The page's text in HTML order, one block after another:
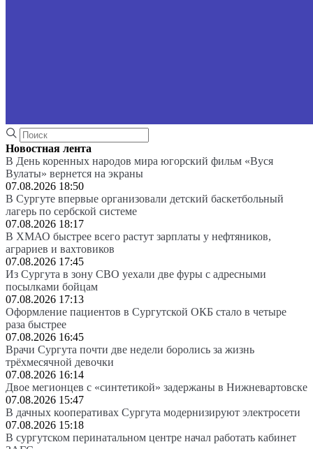
Новостная лента
В День коренных народов мира югорский фильм «Вуся
Вулаты» вернется на экраны
07.08.2026 18:50
В Сургуте впервые организовали детский баскетбольный
лагерь по сербской системе
07.08.2026 18:17
В ХМАО быстрее всего растут зарплаты у нефтяников,
аграриев и вахтовиков
07.08.2026 17:45
Из Сургута в зону СВО уехали две фуры с адресными
посылками бойцам
07.08.2026 17:13
Оформление пациентов в Сургутской ОКБ стало в четыре
раза быстрее
07.08.2026 16:45
Врачи Сургута почти две недели боролись за жизнь
трёхмесячной девочки
07.08.2026 16:14
Двое мегионцев с «синтетикой» задержаны в Нижневартовске
07.08.2026 15:47
В дачных кооперативах Сургута модернизируют электросети
07.08.2026 15:18
В сургутском перинатальном центре начал работать кабинет